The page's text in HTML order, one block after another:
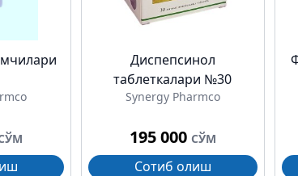
Диспепсинол
таблеткалари №30
Synergy Pharmco
195 000 СЎМ
Сотиб олиш